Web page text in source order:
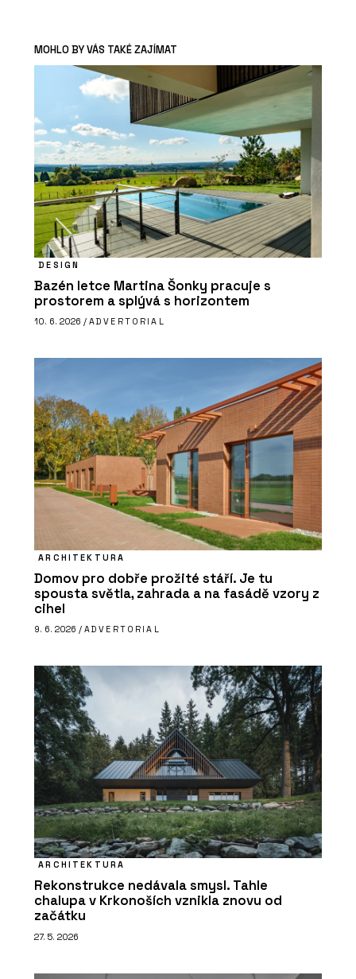
MOHLO BY VÁS TAKÉ ZAJÍMAT
DESIGN
Bazén letce Martina Šonky pracuje s
prostorem a splývá s horizontem
10. 6. 2026 / ADVERTORIAL
ARCHITEKTURA
Domov pro dobře prožité stáří. Je tu
spousta světla, zahrada a na fasádě vzory z
cihel
9. 6. 2026 / ADVERTORIAL
ARCHITEKTURA
Rekonstrukce nedávala smysl. Tahle
chalupa v Krkonoších vznikla znovu od
začátku
27. 5. 2026